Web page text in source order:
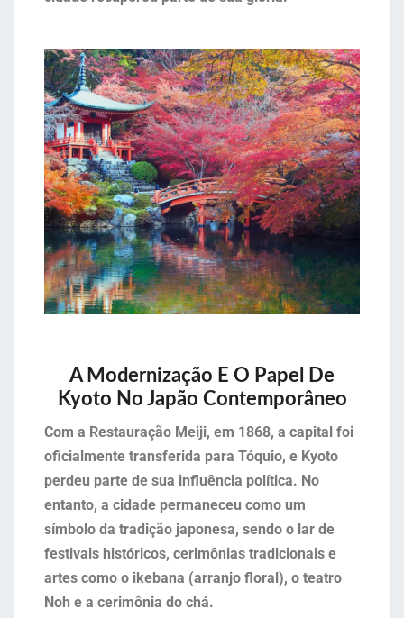
A Modernização E O Papel De
Kyoto No Japão Contemporâneo
Com a Restauração Meiji, em 1868, a capital foi
oficialmente transferida para Tóquio, e Kyoto
perdeu parte de sua influência política. No
entanto, a cidade permaneceu como um
símbolo da tradição japonesa, sendo o lar de
festivais históricos, cerimônias tradicionais e
artes como o ikebana (arranjo floral), o teatro
Noh e a cerimônia do chá.